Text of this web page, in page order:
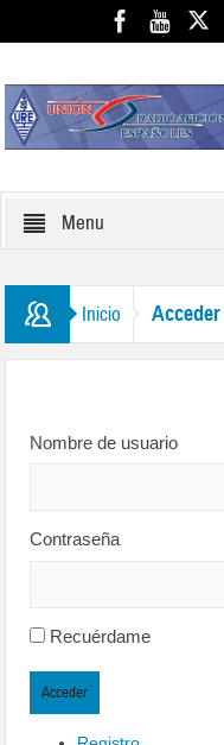
Menu
Inicio Acceder
Nombre de usuario
Contraseña
Recuérdame
Acceder